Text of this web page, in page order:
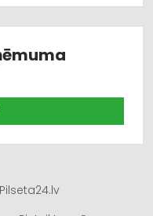
Pilseta24.lv